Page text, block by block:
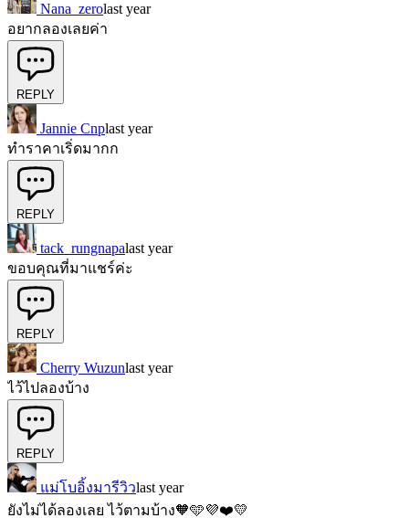
Nana_zerolast year
อยากลองเลยค่า
REPLY
Jannie Cnplast year
ทำราคาเริ่ดมากก
REPLY
tack_rungnapalast year
ขอบคุณที่มาแชร์ค่ะ
REPLY
Cherry Wuzunlast year
ไว้ไปลองบ้าง
REPLY
แม่โบอิ้งมารีวิวlast year
ยังไม่ได้ลองเลย ไว้ตามบ้าง🧡🩵💜❤️💛